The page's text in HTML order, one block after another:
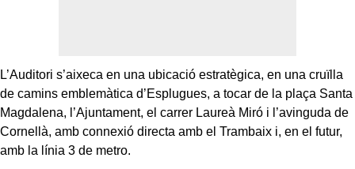
L’Auditori s’aixeca en una ubicació estratègica, en una cruïlla
de camins emblemàtica d’Esplugues, a tocar de la plaça Santa
Magdalena, l’Ajuntament, el carrer Laureà Miró i l’avinguda de
Cornellà, amb connexió directa amb el Trambaix i, en el futur,
amb la línia 3 de metro.